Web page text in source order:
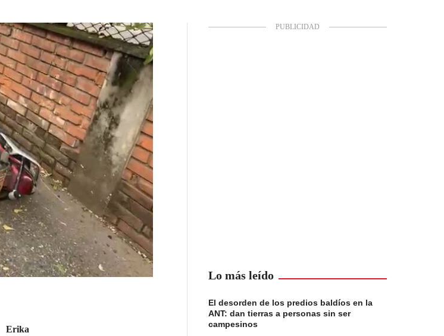
Erika
Lo más leído
El desorden de los predios baldíos en la
ANT: dan tierras a personas sin ser
campesinos